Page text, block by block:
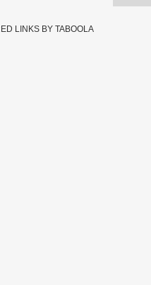
LINKS BY TABOOLA